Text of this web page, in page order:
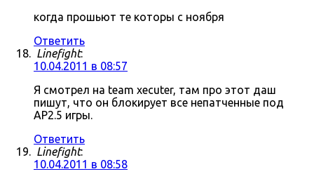
когда прошьют те которы с ноября
Ответить
Linefight:
10.04.2011 в 08:57
Я смотрел на team xecuter, там про этот даш
пишут, что он блокирует все непатченные под
AP2.5 игры.
Ответить
Linefight:
10.04.2011 в 08:58